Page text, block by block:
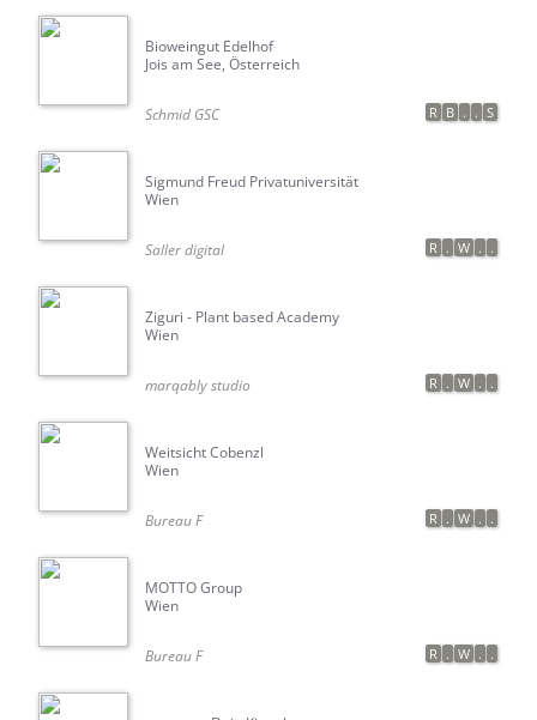
Bioweingut Edelhof
Jois am See, Österreich
Schmid GSC R B . . S
Sigmund Freud Privatuniversität
Wien
Saller digital R . W . .
Ziguri - Plant based Academy
Wien
marqably studio R . W . .
Weitsicht Cobenzl
Wien
Bureau F R . W . .
MOTTO Group
Wien
Bureau F R . W . .